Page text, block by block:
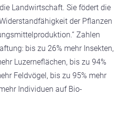
Landwirtschaft. Sie födert die
der Pflanzen
Zahlen
bis zu 26% mehr Insekten,
Luzerneflächen, bis zu 94%
Feldvögel, bis zu 95% mehr
Individuen auf Bio-